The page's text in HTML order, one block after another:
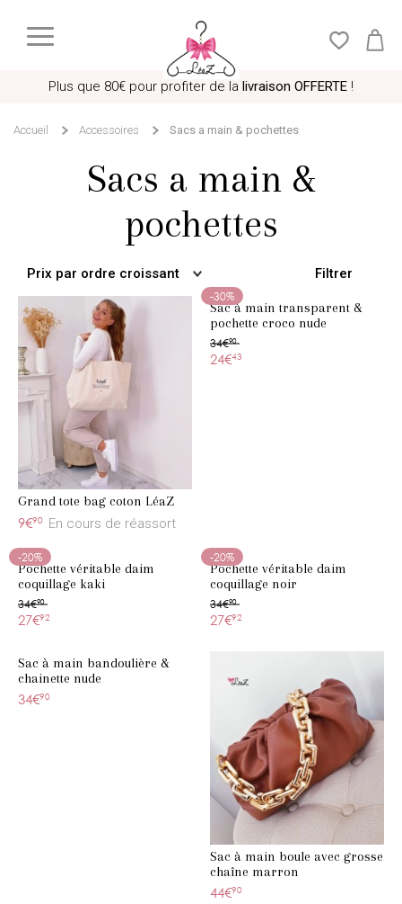
Plus que 80€ pour profiter de la livraison OFFERTE !
Accueil Accessoires Sacs a main & pochettes
Sacs a main &
pochettes
Prix par ordre croissant Filtrer
Grand tote bag coton LéaZ
9€90 En cours de réassort
-30%
Sac à main transparent &
pochette croco nude
34€90
24€43
-20%
Pochette véritable daim
coquillage kaki
34€90
27€92
-20%
Pochette véritable daim
coquillage noir
34€90
27€92
Sac à main bandoulière &
chainette nude
34€90
Sac à main boule avec grosse
chaîne marron
44€90